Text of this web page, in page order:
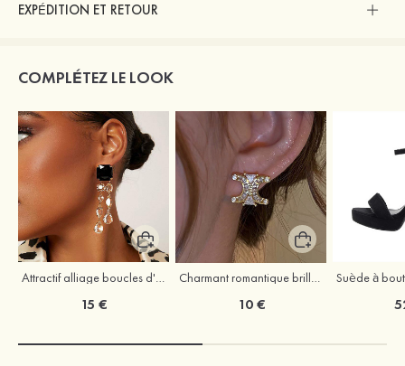
EXPÉDITION ET RETOUR
COMPLÉTEZ LE LOOK
Attractif alliage boucles d'oreilles
15 €
Charmant romantique brillant zircon boucles d'oreilles
10 €